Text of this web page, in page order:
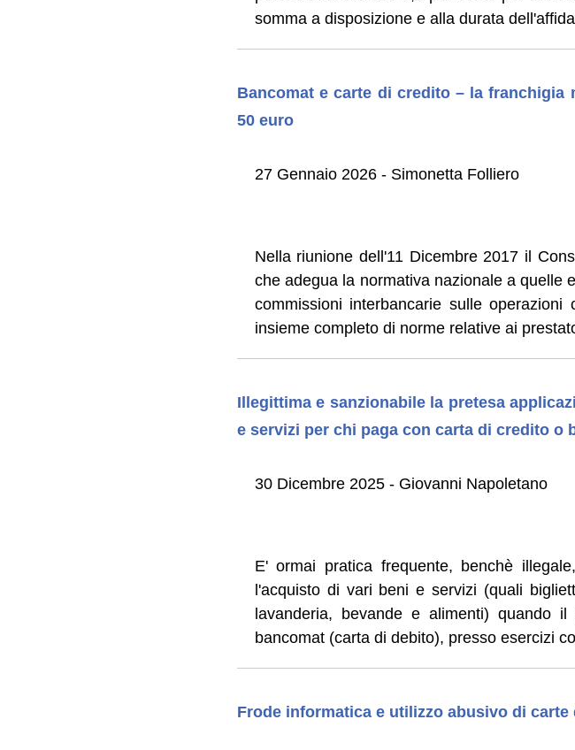
somma a disposizione e alla durata
Bancomat e carte di credito – la franchigia
50 euro
27 Gennaio 2026 - Simonetta Folliero
Nella riunione dell'11 Dicembre 2017 il
che adegua la normativa nazionale a quelle
commissioni interbancarie sulle
insieme completo di norme relative ai
Illegittima e sanzionabile la pretesa
e servizi per chi paga con carta di credito o
30 Dicembre 2025 - Giovanni Napoletano
E' ormai pratica frequente, benchè
l'acquisto di vari beni e servizi (quali
lavanderia, bevande e alimenti) quando
bancomat (carta di debito), presso esercizi
Frode informatica e utilizzo abusivo di